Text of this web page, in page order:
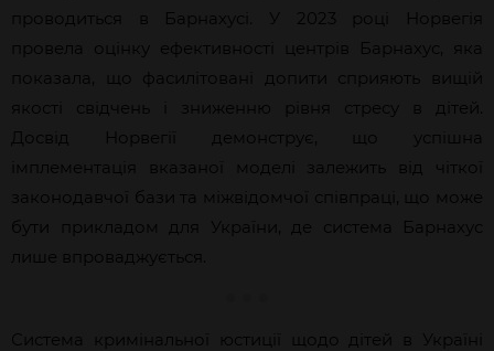
проводиться в Барнахусі. У 2023 році Норвегія
провела оцінку ефективності центрів Барнахус, яка
показала, що фасилітовані допити сприяють вищій
якості свідчень і зниженню рівня стресу в дітей.
Досвід Норвегії демонструє, що успішна
імплементація вказаної моделі залежить від чіткої
законодавчої бази та міжвідомчої співпраці, що може
бути прикладом для України, де система Барнахус
лише впроваджується.
Система кримінальної юстиції щодо дітей в Україні